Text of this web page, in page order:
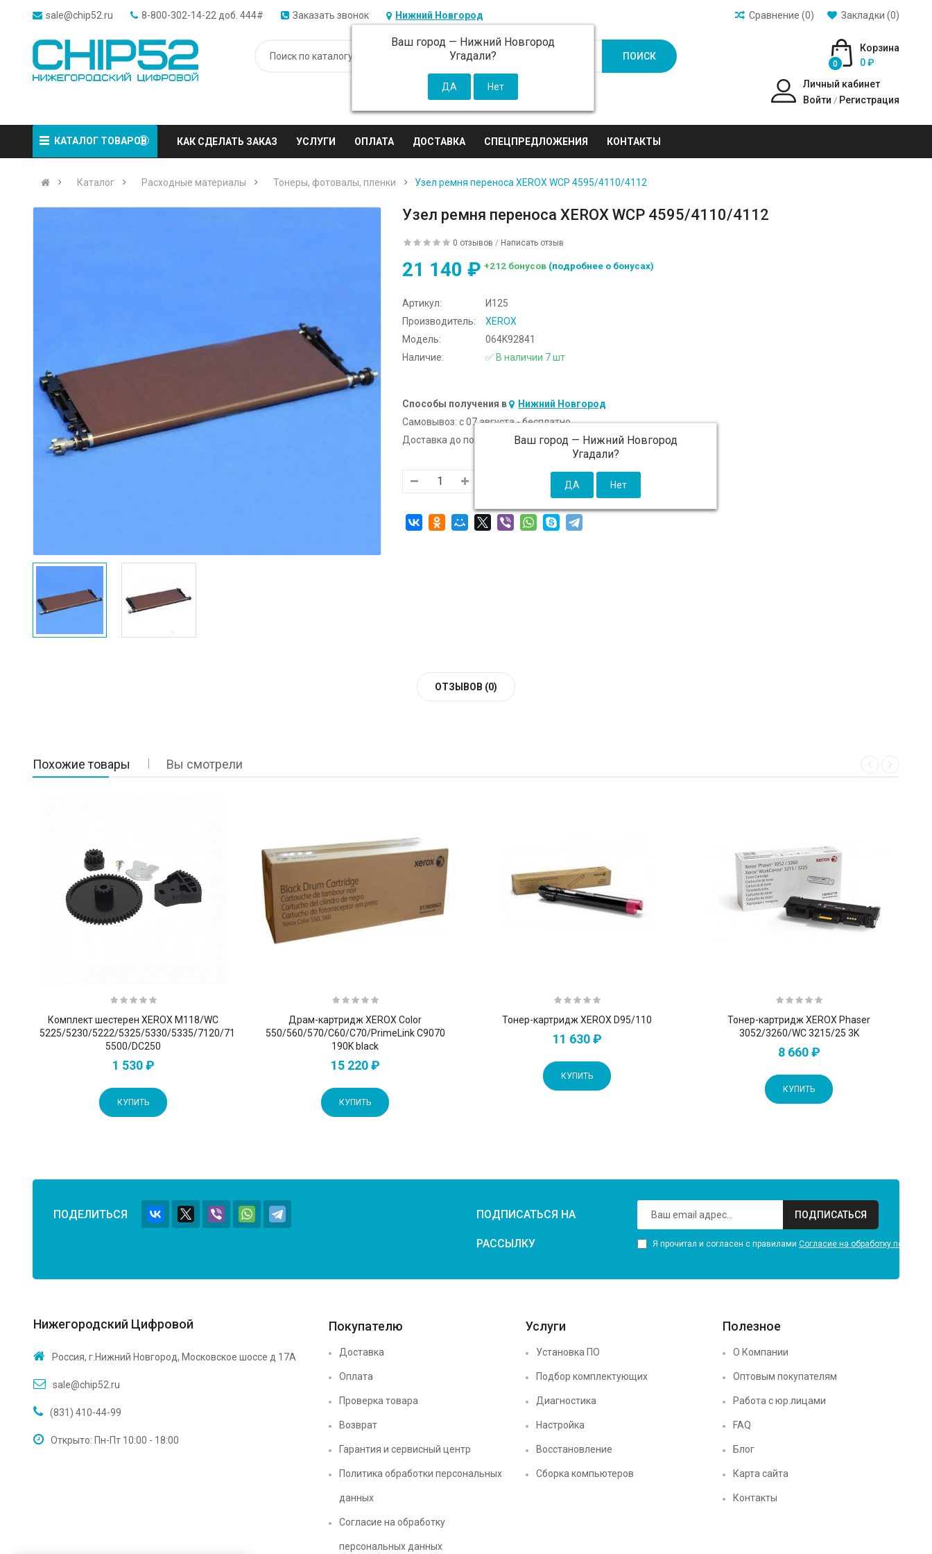
sale@chip52.ru 8-800-302-14-22 доб. 444# Заказать звонок Нижний Новгород
Ваш город — Нижний Новгород
Угадали?
Закладки (0)
Сравнение (0)
ПОИСК
Корзина
0
0 ₽
Личный кабинет
Войти / Регистрация
КАТАЛОГ ТОВАРОВ КАК СДЕЛАТЬ ЗАКАЗ УСЛУГИ ОПЛАТА ДОСТАВКА СПЕЦПРЕДЛОЖЕНИЯ КОНТАКТЫ
Каталог Расходные материалы Тонеры, фотовалы, пленки Узел ремня переноса XEROX WCP 4595/4110/4112
Узел ремня переноса XEROX WCP 4595/4110/4112
0 отзывов / Написать отзыв
21 140 ₽ +212 бонусов (подробнее о бонусах)
Артикул:
И125
Производитель:
XEROX
Модель:
064K92841
Наличие:
✅ В наличии 7 шт
Способы получения в Нижний Новгород
Ваш город — Нижний Новгород
Угадали?
Самовывоз: c 07 августа - бесплатно
Доставка до подъезда:
c 07 августа - 300 ₽ (от 5 000 ₽ бесплатно)
ОТЗЫВОВ (0)
Похожие товары Вы смотрели
Комплект шестерен XEROX M118/WC
5225/5230/5222/5325/5330/5335/7120/7125/Ph
5500/DC250
1 530 ₽
КУПИТЬ
Драм-картридж XEROX Color
550/560/570/С60/С70/PrimeLink C9070
190K black
15 220 ₽
КУПИТЬ
Тонер-картридж XEROX D95/110
11 630 ₽
КУПИТЬ
Тонер-картридж XEROX Phaser
3052/3260/WC 3215/25 3K
8 660 ₽
КУПИТЬ
ПОДЕЛИТЬСЯ ПОДПИСАТЬСЯ НА
РАССЫЛКУ
ПОДПИСАТЬСЯ
Я прочитал и согласен с правилами Согласие на обработку
Нижегородский Цифровой
Россия, г.Нижний Новгород, Московское шоссе д 17А
sale@chip52.ru
(831) 410-44-99
Открыто: Пн-Пт 10:00 - 18:00
Покупателю
Доставка
Оплата
Проверка товара
Возврат
Гарантия и сервисный центр
Политика обработки персональных
данных
Согласие на обработку
персональных данных
Услуги
Установка ПО
Подбор комплектующих
Диагностика
Настройка
Восстановление
Сборка компьютеров
Полезное
О Компании
Оптовым покупателям
Работа с юр.лицами
FAQ
Блог
Карта сайта
Контакты